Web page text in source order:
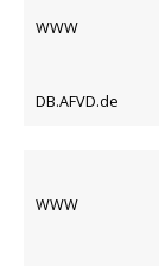
WWW
DB.AFVD.de
WWW